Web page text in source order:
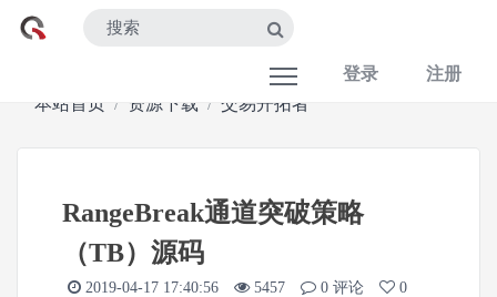
登录
注册
本站首页
资源下载 交易开拓者
RangeBreak通道突破策略
（TB）源码
2019-04-17 17:40:56 5457 0 评论
0